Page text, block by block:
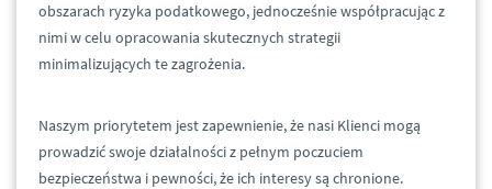
obszarach ryzyka podatkowego, jednocześnie współpracując z
nimi w celu opracowania skutecznych strategii
minimalizujących te zagrożenia.
Naszym priorytetem jest zapewnienie, że nasi Klienci mogą
prowadzić swoje działalności z pełnym poczuciem
bezpieczeństwa i pewności, że ich interesy są chronione.